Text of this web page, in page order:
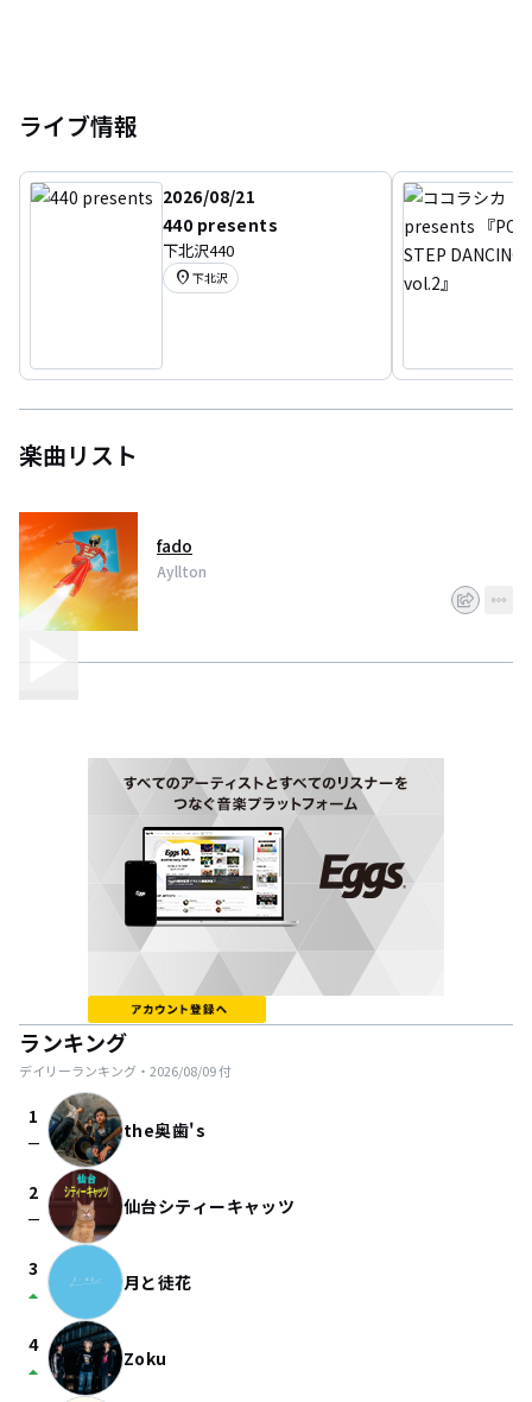
ライブ情報
2026/08/21
440 presents
下北沢440
location_on 下北沢
楽曲リスト
fado
Ayllton
ランキング
デイリーランキング・ 2026/08/09付
1
check_indeterminate_small the奥歯's
2
check_indeterminate_small 仙台シティーキャッツ
3
arrow_drop_up 月と徒花
4
arrow_drop_up Zoku